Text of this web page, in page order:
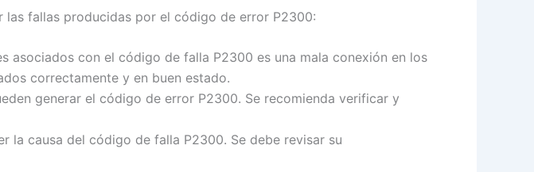
las fallas producidas por el código de error P2300:
asociados con el código de falla P2300 es una mala conexión en los
correctamente y en buen estado.
generar el código de error P2300. Se recomienda verificar y
la causa del código de falla P2300. Se debe revisar su